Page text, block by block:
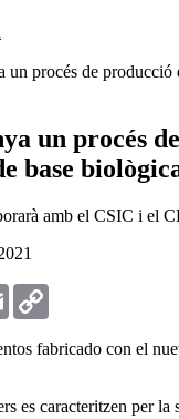
un procés de producció
un procés
base
amb el CSIC i el
Email
es caracteritzen per la